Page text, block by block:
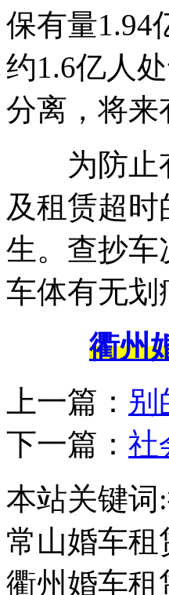
保有量1.94
约1.6亿人
分离，将来
为防止有
及租赁超
生。查抄车
车体有无划
衢州
上一篇： 别
下一篇： 社
本站关键词
常山婚车租
衢州婚车租